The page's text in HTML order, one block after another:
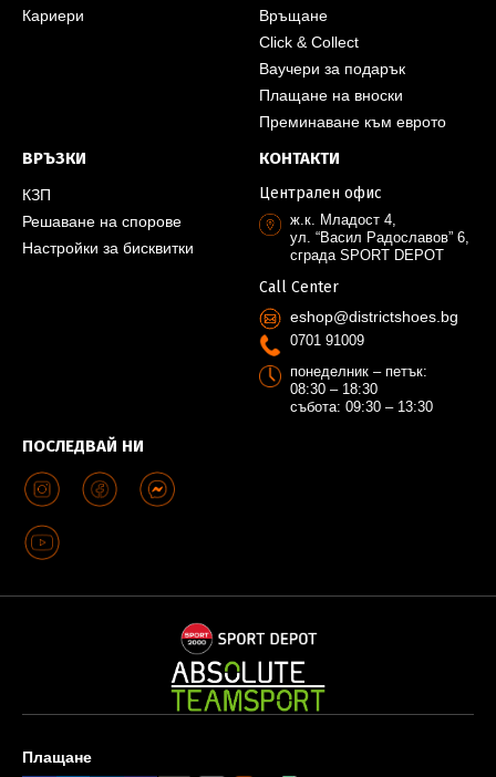
Кариери
Връщане
Click & Collect
Ваучери за подарък
Плащане на вноски
Преминаване към еврото
ВРЪЗКИ
КЗП
Решаване на спорове
Настройки за бисквитки
ПОСЛЕДВАЙ НИ
КОНТАКТИ
Централен офис
ж.к. Младост 4,
ул. “Васил Радославов” 6,
сграда SPORT DEPOT
Call Center
eshop@districtshoes.bg
0701 91009
понеделник – петък:
08:30 – 18:30
събота: 09:30 – 13:30
Плащане